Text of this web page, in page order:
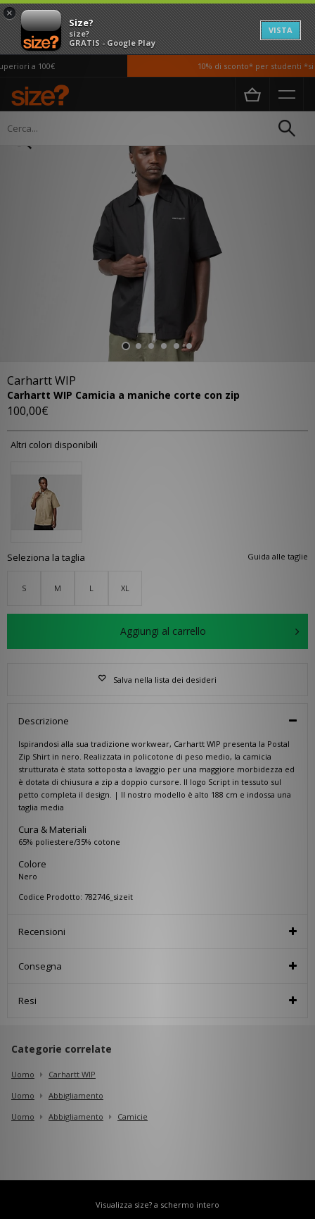
×
Size?
size?
GRATIS - Google Play
VISTA
a 100€ 10% di sconto* per studenti *si
Home Uomo
Carhartt WIP
Carhartt WIP Camicia a maniche corte con zip
100,00€
Altri colori disponibili
Guida alle taglie
Seleziona la taglia
S M L XL
Aggiungi al carrello
Salva nella lista dei desideri
Descrizione
Ispirandosi alla sua tradizione workwear, Carhartt WIP presenta la Postal
Zip Shirt in nero. Realizzata in policotone di peso medio, la camicia
strutturata è stata sottoposta a lavaggio per una maggiore morbidezza ed
è dotata di chiusura a zip a doppio cursore. Il logo Script in tessuto sul
petto completa il design. | Il nostro modello è alto 188 cm e indossa una
taglia media
Cura & Materiali
65% poliestere/35% cotone
Colore
Nero
Codice Prodotto: 782746_sizeit
Recensioni
Consegna
Resi
Categorie correlate
Uomo
Carhartt WIP
Uomo
Abbigliamento
Uomo
Abbigliamento Camicie
Visualizza size? a schermo intero